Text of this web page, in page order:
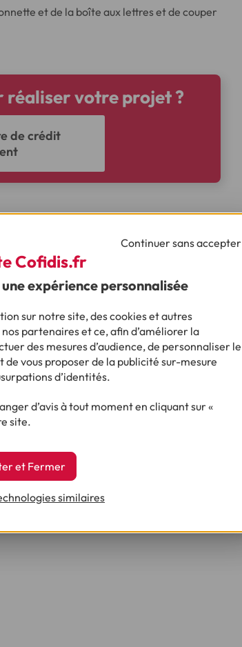
et de la boîte aux lettres et de couper
réaliser votre projet ?
de crédit
justificatifs demandés en vue d'une acceptation définitive.
Continuer sans accepter
Cofidis.fr
expérience personnalisée
sur notre site, des cookies et autres
partenaires et ce, afin d’améliorer la
des mesures d’audience, de personnaliser le
vous proposer de la publicité sur-mesure
d’identités.
d’avis à tout moment en cliquant sur «
site.
et Fermer
similaires